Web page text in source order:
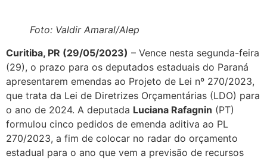
Foto: Valdir Amaral/Alep
Curitiba, PR (29/05/2023) – Vence nesta segunda-feira
(29), o prazo para os deputados estaduais do Paraná
apresentarem emendas ao Projeto de Lei nº 270/2023,
que trata da Lei de Diretrizes Orçamentárias (LDO) para
o ano de 2024. A deputada Luciana Rafagnin (PT)
formulou cinco pedidos de emenda aditiva ao PL
270/2023, a fim de colocar no radar do orçamento
estadual para o ano que vem a previsão de recursos